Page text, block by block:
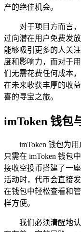
产的绝佳机会。
对于项目方而言
过向潜在用户免费发
能够吸引更多的人关
度和影响力，而对于
们无需花费任何成本
在未来收获丰厚的收
喜的寻宝之旅。
imToken 钱包
imToken 钱包为
只需在 imToken 钱包
接收空投币搭建了一
活动时，代币会直接
在钱包中轻松查看和
样方便。
我们必须清醒地